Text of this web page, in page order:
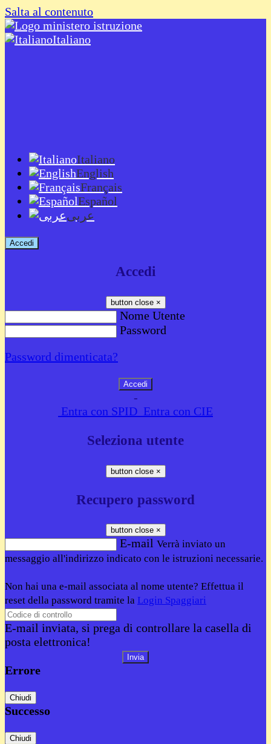
Salta al contenuto
Italiano
Italiano
English
Français
Español
عربى
Accedi
Accedi
button close ×
Nome Utente
Password
Password dimenticata?
-
Entra con SPID Entra con CIE
Seleziona utente
button close ×
Recupero password
button close ×
E-mail Verrà inviato un
messaggio all'indirizzo indicato con le istruzioni necessarie.
Non hai una e-mail associata al nome utente? Effettua il
reset della password tramite la Login Spaggiari
E-mail inviata, si prega di controllare la casella di
posta elettronica!
Errore
Chiudi
Successo
Chiudi